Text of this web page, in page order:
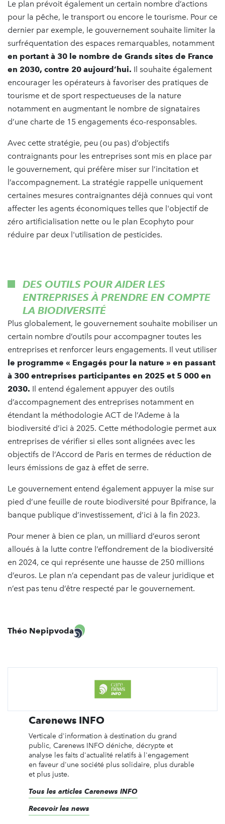
Le plan prévoit également un certain nombre d’actions
pour la pêche, le transport ou encore le tourisme. Pour ce
dernier par exemple, le gouvernement souhaite limiter la
surfréquentation des espaces remarquables, notamment
en portant à 30 le nombre de Grands sites de France
en 2030, contre 20 aujourd’hui. Il souhaite également
encourager les opérateurs à favoriser des pratiques de
tourisme et de sport respectueuses de la nature
notamment en augmentant le nombre de signataires
d’une charte de 15 engagements éco-responsables.
Avec cette stratégie, peu (ou pas) d’objectifs
contraignants pour les entreprises sont mis en place par
le gouvernement, qui préfère miser sur l’incitation et
l’accompagnement. La stratégie rappelle uniquement
certaines mesures contraignantes déjà connues qui vont
affecter les agents économiques telles que l'objectif de
zéro artificialisation nette ou le plan Ecophyto pour
réduire par deux l'utilisation de pesticides.
DES OUTILS POUR AIDER LES
ENTREPRISES À PRENDRE EN COMPTE
LA BIODIVERSITÉ
Plus globalement, le gouvernement souhaite mobiliser un
certain nombre d’outils pour accompagner toutes les
entreprises et renforcer leurs engagements. Il veut utiliser
le programme « Engagés pour la nature » en passant
à 300 entreprises participantes en 2025 et 5 000 en
2030. Il entend également appuyer des outils
d’accompagnement des entreprises notamment en
étendant la méthodologie ACT de l’Ademe à la
biodiversité d’ici à 2025. Cette méthodologie permet aux
entreprises de vérifier si elles sont alignées avec les
objectifs de l’Accord de Paris en termes de réduction de
leurs émissions de gaz à effet de serre.
Le gouvernement entend également appuyer la mise sur
pied d’une feuille de route biodiversité pour Bpifrance, la
banque publique d’investissement, d’ici à la fin 2023.
Pour mener à bien ce plan, un milliard d’euros seront
alloués à la lutte contre l’effondrement de la biodiversité
en 2024, ce qui représente une hausse de 250 millions
d’euros. Le plan n’a cependant pas de valeur juridique et
n’est pas tenu d’être respecté par le gouvernement.
Théo Nepipvoda
Carenews INFO
Verticale d'information à destination du grand
public, Carenews INFO déniche, décrypte et
analyse les faits d'actualité relatifs à l'engagement
en faveur d'une société plus solidaire, plus durable
et plus juste.
Tous les articles Carenews INFO
Recevoir les news